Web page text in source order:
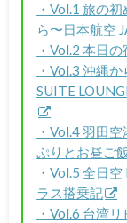
・Vol.1 旅の
ら〜日本航空
・Vol.2 本日
・Vol.3 沖縄
SUITE
・Vol.4 羽田
ぷりとお昼ご飯
・Vol.5 全日
ラス搭乗記
・Vol.6 台湾